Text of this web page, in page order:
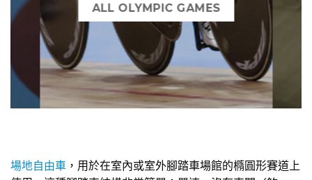
ALL OLYMPIC GAMES
場地自由車 ，用於在室內或室外腳踏車場館的橢圓形賽道上